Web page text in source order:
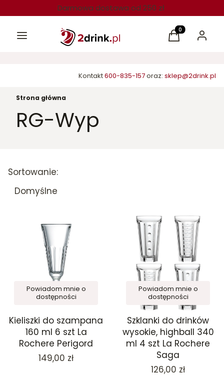
Darmowa dostawa od 250 zł
Menu Produkty w
Koszyk Zaloguj
Kontakt600-835-157oraz: sklep@2drink.pl
Strona główna
RG-Wyp
Lista produktów
Sortowanie:
Domyślne
Powiadom mnie o
dostępności
Kieliszki do szampana
160 ml 6 szt La
Rochere Perigord
Cena
149,00 zł
Powiadom mnie o
dostępności
Szklanki do drinków
wysokie, highball 340
ml 4 szt La Rochere
Saga
Cena
126,00 zł